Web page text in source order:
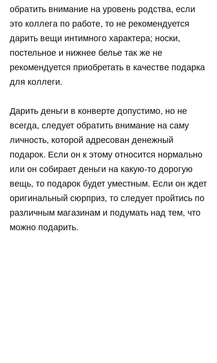
обратить внимание на уровень родства, если
это коллега по работе, то не рекомендуется
дарить вещи интимного характера; носки,
постельное и нижнее белье так же не
рекомендуется приобретать в качестве подарка
для коллеги.
Дарить деньги в конверте допустимо, но не
всегда, следует обратить внимание на саму
личность, которой адресован денежный
подарок. Если он к этому относится нормально
или он собирает деньги на какую-то дорогую
вещь, то подарок будет уместным. Если он ждет
оригинальный сюрприз, то следует пройтись по
различным магазинам и подумать над тем, что
можно подарить.